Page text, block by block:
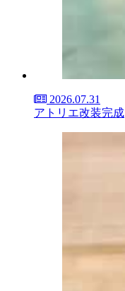
2026.07.31
アトリエ改装完成